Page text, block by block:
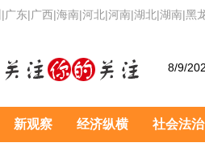
|广东|广西|海南|河北|河南|湖北|湖南|黑
8/9/
新观察 经济纵横 社会法治